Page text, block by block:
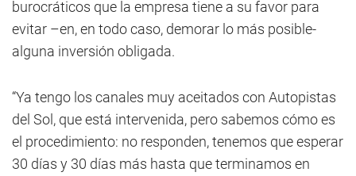
burocráticos que la empresa tiene a su favor para
evitar –en, en todo caso, demorar lo más posible-
alguna inversión obligada.
“Ya tengo los canales muy aceitados con Autopistas
del Sol, que está intervenida, pero sabemos cómo es
el procedimiento: no responden, tenemos que esperar
30 días y 30 días más hasta que terminamos en